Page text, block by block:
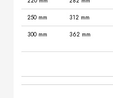
250 mm
312 mm
300 mm
362 mm